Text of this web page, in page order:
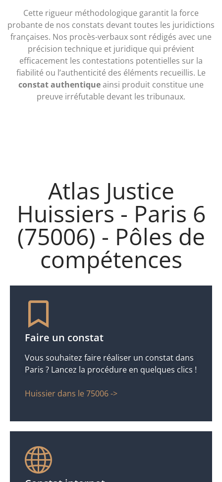
Cette rigueur méthodologique garantit la force
probante de nos constats devant toutes les juridictions
françaises. Nos procès-verbaux sont rédigés avec une
précision technique et juridique qui prévient
efficacement les contestations potentielles sur la
fiabilité ou l’authenticité des éléments recueillis. Le
constat authentiqueainsi produit constitue une
preuve irréfutable devant les tribunaux.
Atlas Justice
Huissiers - Paris 6
(75006) - Pôles de
compétences
Faire un constat
Vous souhaitez faire réaliser un constat dans
Paris ? Lancez la procédure en quelques clics !
Huissier dans le 75006 ->